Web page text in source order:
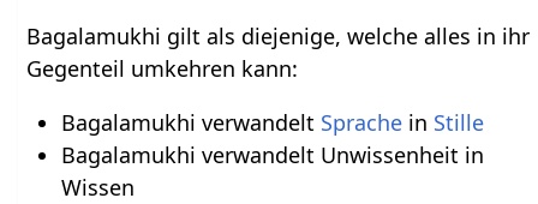
Bagalamukhi gilt als diejenige, welche alles in ihr
Gegenteil umkehren kann:
Bagalamukhi verwandelt Sprachein Stille
Bagalamukhi verwandelt Unwissenheit in
Wissen